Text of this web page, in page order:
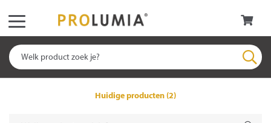
Huidige producten (2)